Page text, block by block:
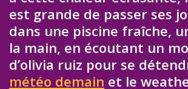
est grande de passer ses
dans une piscine fraîche,
la main, en écoutant un
d’olivia ruiz pour se
météo demain et le